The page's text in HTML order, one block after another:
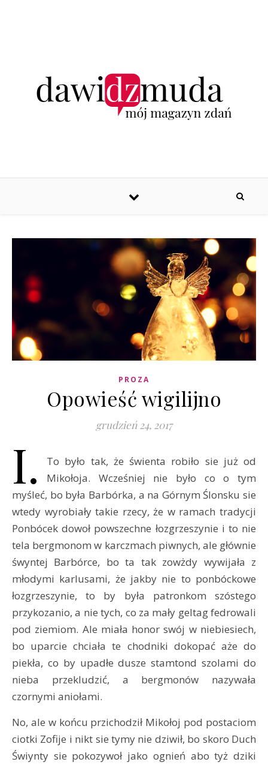
PROZA
Opowieść wigilijno
grudzień 24, 2017
I.
To było tak, że świenta robiło sie już od
Mikołoja. Wcześniej nie było co o tym
myśleć, bo była Barbórka, a na Górnym Ślonsku sie
wtedy wyrobiały takie rzecy, że w ramach tradycji
Ponbócek dowoł powszechne łozgrzeszynie i to nie
tela bergmonom w karczmach piwnych, ale głównie
śwyntej Barbórce, bo ta tak zowżdy wywijała z
młodymi karlusami, że jakby nie to ponbóckowe
łozgrzeszynie, to by była patronkom szóstego
przykozanio, a nie tych, co za mały geltag fedrowali
pod ziemiom. Ale miała honor swój w niebiesiech,
bo uparcie chciała te chodniki dokopać aże do
piekła, co by upadłe dusze stamtond szolami do
nieba przekludzić, a bergmonów nazywała
czornymi aniołami.
No, ale w końcu przichodził Mikołoj pod postaciom
ciotki Zofije i nikt sie tymy nie dziwił, bo skoro Duch
Świynty sie pokozywoł jako ognień abo tyż dziki